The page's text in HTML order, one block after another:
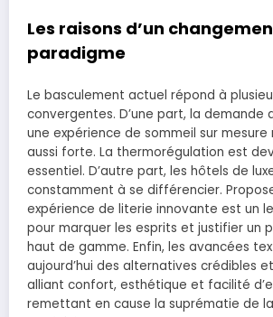
Les raisons d’un
paradigme
Le basculement actuel répond à
convergentes. D’une part, la demande
une expérience de sommeil sur mesure
aussi forte. La thermorégulation est
essentiel. D’autre part, les hôtels de
constamment à se différencier.
expérience de literie innovante est un
pour marquer les esprits et justifier un
haut de gamme. Enfin, les avancées
aujourd’hui des alternatives crédibles
alliant confort, esthétique et facilité
remettant en cause la suprématie de